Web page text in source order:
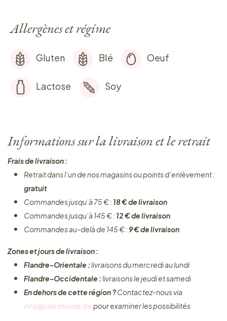
Allergènes et régime
Gluten Blé Oeuf
Lactose Soy
Informations sur la livraison et le retrait
Frais de livraison :
Retrait dans l’un de nos magasins ou points d’enlèvement :
gratuit
Commandes jusqu’à 75 € : 18 € de livraison
Commandes jusqu’à 145 € : 12 € de livraison
Commandes au-delà de 145 € : 9 € de livraison
Zones et jours de livraison :
Flandre-Orientale :livraisons du mercredi au lundi
Flandre-Occidentale :livraisons le jeudi et samedi
En dehors de cette région ?Contactez-nous via
info@julieshouse.bepour examiner les possibilités